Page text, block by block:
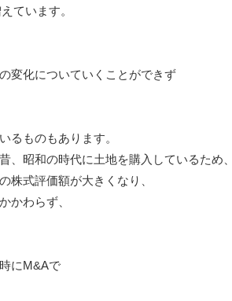
ています。
変化についていくことができず
るものもあります。
昭和の時代に土地を購入しているため、
株式評価額が大きくなり、
かわらず、
にM&Aで